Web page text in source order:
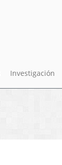
Investigación